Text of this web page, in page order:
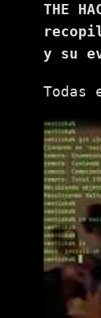
THE
y su
Todas